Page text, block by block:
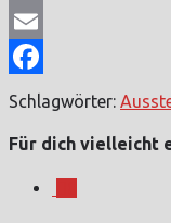
Copy
Link
Email
Facebook
Schlagwörter:
Für dich vielleicht